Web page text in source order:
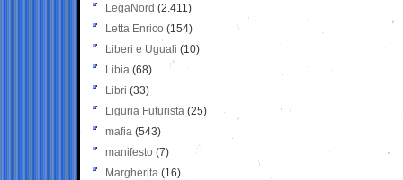
LegaNord (2.411)
Letta Enrico (154)
Liberi e Uguali (10)
Libia (68)
Libri (33)
Liguria Futurista (25)
mafia (543)
manifesto (7)
Margherita (16)